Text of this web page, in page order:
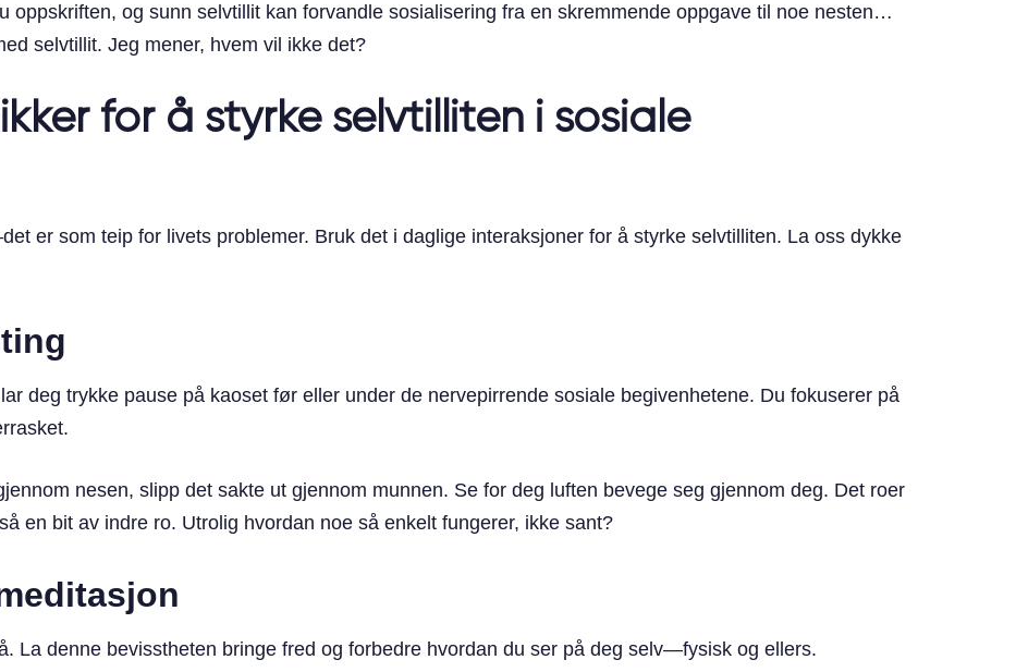
oppskriften, og sunn selvtillit kan forvandle sosialisering fra en skremmende oppgave til noe nesten…
selvtillit. Jeg mener, hvem vil ikke det?
for å styrke selvtilliten i sosiale
er som teip for livets problemer. Bruk det i daglige interaksjoner for å styrke selvtilliten. La oss dykke
deg trykke pause på kaoset før eller under de nervepirrende sosiale begivenhetene. Du fokuserer på
nesen, slipp det sakte ut gjennom munnen. Se for deg luften bevege seg gjennom deg. Det roer
en bit av indre ro. Utrolig hvordan noe så enkelt fungerer, ikke sant?
La denne bevisstheten bringe fred og forbedre hvordan du ser på deg selv—fysisk og ellers.